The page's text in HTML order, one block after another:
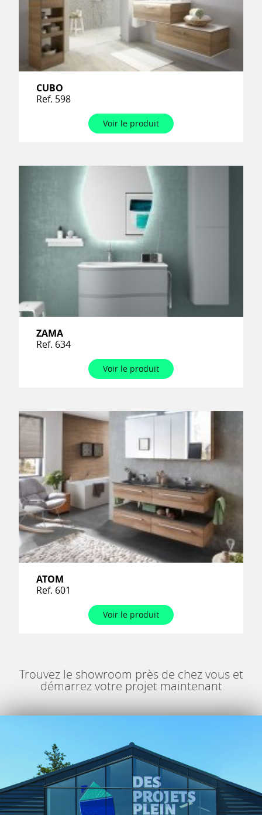
CUBO
Ref. 598
Voir le produit
ZAMA
Ref. 634
Voir le produit
ATOM
Ref. 601
Voir le produit
Trouvez le showroom près de chez vous et
démarrez votre projet maintenant